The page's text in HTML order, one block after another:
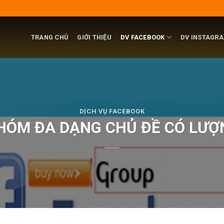
TRANG CHỦ GIỚI THIỆU DV FACEBOOK DV
DỊCH VỤ FACEBOOK
ĐA DẠNG CHỦ ĐỀ CÓ